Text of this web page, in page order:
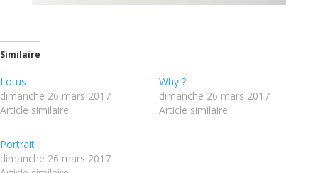
Similaire
Lotus
dimanche 26 mars 2017
Article similaire
Why ?
dimanche 26 mars 2017
Article similaire
Portrait
dimanche 26 mars 2017